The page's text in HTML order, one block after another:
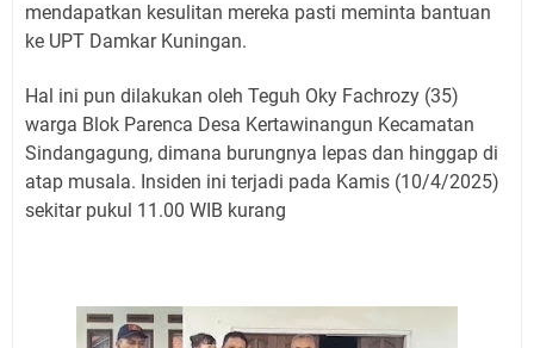
mendapatkan kesulitan mereka pasti meminta bantuan
ke UPT Damkar Kuningan.
Hal ini pun dilakukan oleh Teguh Oky Fachrozy (35)
warga Blok Parenca Desa Kertawinangun Kecamatan
Sindangagung, dimana burungnya lepas dan hinggap di
atap musala. Insiden ini terjadi pada Kamis (10/4/2025)
sekitar pukul 11.00 WIB kurang